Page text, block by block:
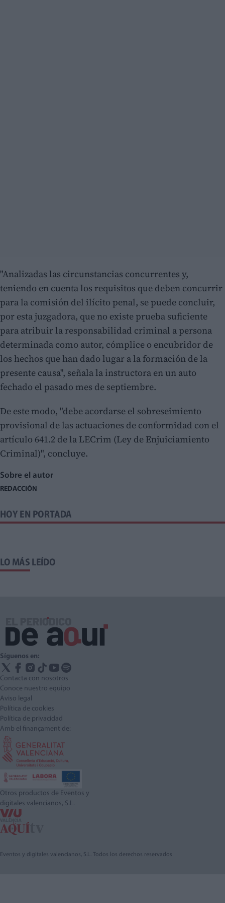
"Analizadas las circunstancias concurrentes y,
teniendo en cuenta los requisitos que deben concurrir
para la comisión del ilícito penal, se puede concluir,
por esta juzgadora, que no existe prueba suficiente
para atribuir la responsabilidad criminal a persona
determinada como autor, cómplice o encubridor de
los hechos que han dado lugar a la formación de la
presente causa", señala la instructora en un auto
fechado el pasado mes de septiembre.
De este modo, "debe acordarse el sobreseimiento
provisional de las actuaciones de conformidad con el
artículo 641.2 de la LECrim (Ley de Enjuiciamiento
Criminal)", concluye.
Sobre el autor
REDACCIÓN
HOY EN PORTADA
LO MÁS LEÍDO
Síguenos en:
Contacta con nosotros
Conoce nuestro equipo
Aviso legal
Política de cookies
Política de privacidad
Amb el finançament de:
Otros productos de Eventos y
digitales valencianos, S.L.
Eventos y digitales valencianos, S.L. Todos los derechos reservados